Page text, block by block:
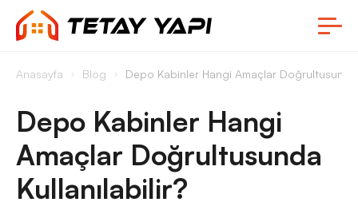
Anasayfa Blog Depo Kabinler Hangi Amaçlar Doğrultusunda
Depo Kabinler Hangi
Amaçlar Doğrultusunda
Kullanılabilir?